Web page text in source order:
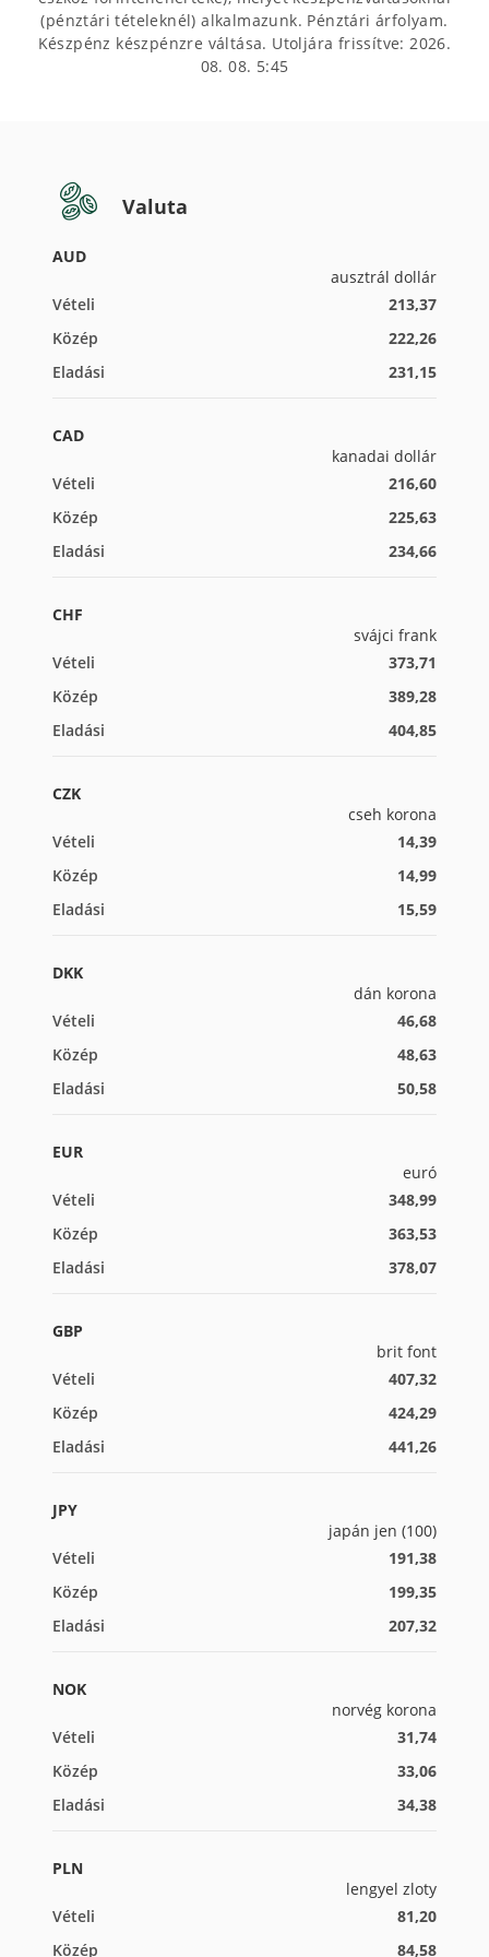
(pénztári tételeknél) alkalmazunk. Pénztári árfolyam.
Készpénz készpénzre váltása. Utoljára frissítve: 2026.
08. 08. 5:45
Valuta
AUD
ausztrál dollár
Vételi
213,37
Közép
222,26
Eladási
231,15
CAD
kanadai dollár
Vételi
216,60
Közép
225,63
Eladási
234,66
CHF
svájci frank
Vételi
373,71
Közép
389,28
Eladási
404,85
CZK
cseh korona
Vételi
14,39
Közép
14,99
Eladási
15,59
DKK
dán korona
Vételi
46,68
Közép
48,63
Eladási
50,58
EUR
euró
Vételi
348,99
Közép
363,53
Eladási
378,07
GBP
brit font
Vételi
407,32
Közép
424,29
Eladási
441,26
JPY
japán jen (100)
Vételi
191,38
Közép
199,35
Eladási
207,32
NOK
norvég korona
Vételi
31,74
Közép
33,06
Eladási
34,38
PLN
lengyel zloty
Vételi
81,20
Közép
84,58